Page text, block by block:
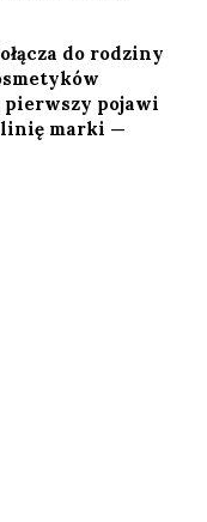
do rodziny
pojawi
linię marki —